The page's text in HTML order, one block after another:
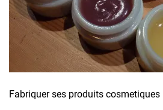
Fabriquer ses produits